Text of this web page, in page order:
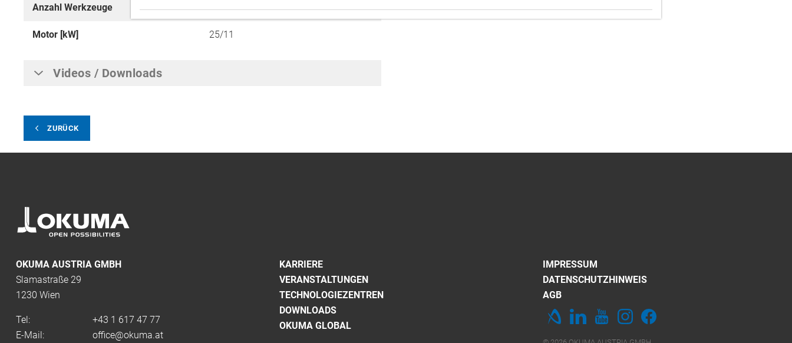
Anzahl Werkzeuge 10 [24]
Motor [kW] 25/11
Videos / Downloads
ZURÜCK
OKUMA AUSTRIA GMBH
Slamastraße 29
1230 Wien
Tel:
+43 1 617 47 77
E-Mail:
office@okuma.at
KARRIERE
VERANSTALTUNGEN
TECHNOLOGIEZENTREN
DOWNLOADS
OKUMA GLOBAL
IMPRESSUM
DATENSCHUTZHINWEIS
AGB